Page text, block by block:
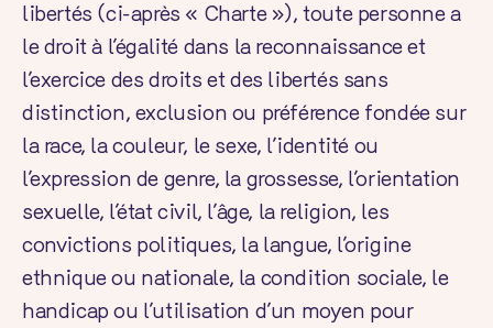
libertés (ci-après « Charte »), toute personne a
le droit à l’égalité dans la reconnaissance et
l’exercice des droits et des libertés sans
distinction, exclusion ou préférence fondée sur
la race, la couleur, le sexe, l’identité ou
l’expression de genre, la grossesse, l’orientation
sexuelle, l’état civil, l’âge, la religion, les
convictions politiques, la langue, l’origine
ethnique ou nationale, la condition sociale, le
handicap ou l’utilisation d’un moyen pour